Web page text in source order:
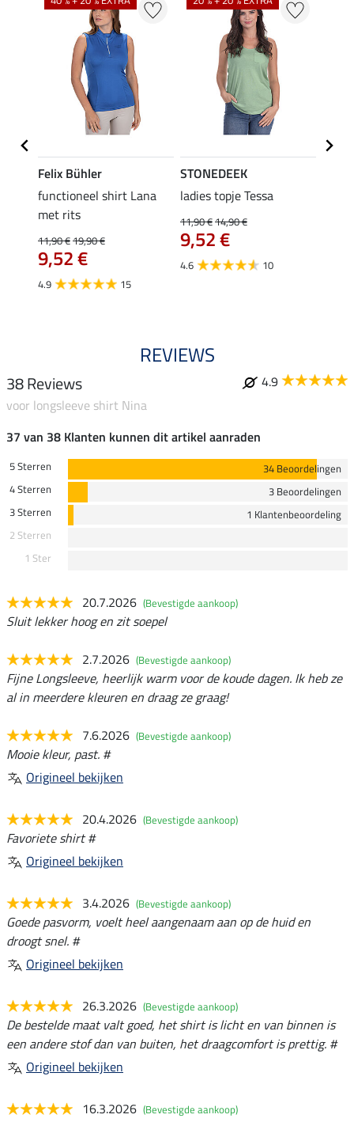
Felix Bühler
functioneel shirt Lana
met rits
11,90 €19,90 €
9,52 €
4.9 15
STONEDEEK
ladies topje Tessa
11,90 €14,90 €
9,52 €
4.6 10
REVIEWS
38 Reviews
4.9
voor longsleeve shirt Nina
37 van 38 Klanten kunnen dit artikel aanraden
5 Sterren
34 Beoordelingen
4 Sterren
3 Beoordelingen
3 Sterren
1 Klantenbeoordeling
2 Sterren
1 Ster
20.7.2026 (Bevestigde aankoop)
Sluit lekker hoog en zit soepel
2.7.2026 (Bevestigde aankoop)
Fijne Longsleeve, heerlijk warm voor de koude dagen. Ik heb ze
al in meerdere kleuren en draag ze graag!
7.6.2026 (Bevestigde aankoop)
Mooie kleur, past. #
Origineel bekijken
20.4.2026 (Bevestigde aankoop)
Favoriete shirt #
Origineel bekijken
3.4.2026 (Bevestigde aankoop)
Goede pasvorm, voelt heel aangenaam aan op de huid en
droogt snel. #
Origineel bekijken
26.3.2026 (Bevestigde aankoop)
De bestelde maat valt goed, het shirt is licht en van binnen is
een andere stof dan van buiten, het draagcomfort is prettig. #
Origineel bekijken
16.3.2026 (Bevestigde aankoop)